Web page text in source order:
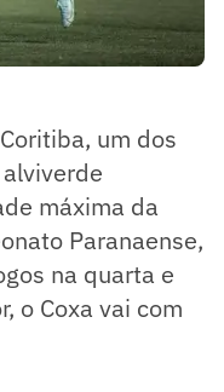
um dos
máxima da
Paranaense,
na quarta e
o Coxa vai com